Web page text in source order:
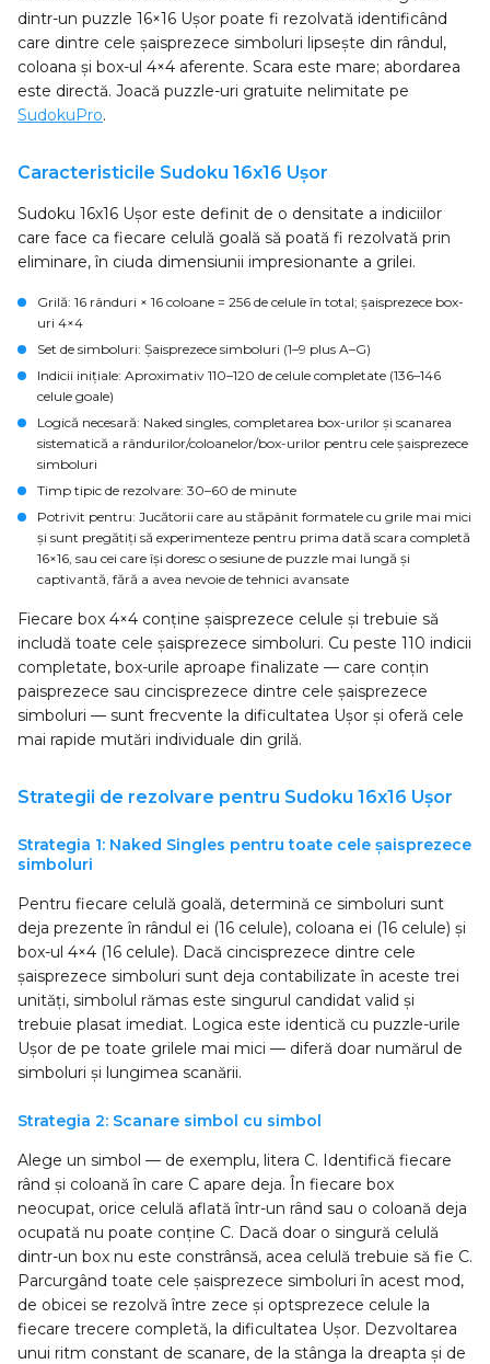
dintr-un puzzle 16×16 Ușor poate fi rezolvată identificând
care dintre cele șaisprezece simboluri lipsește din rândul,
coloana și box-ul 4×4 aferente. Scara este mare; abordarea
este directă. Joacă puzzle-uri gratuite nelimitate pe
SudokuPro.
Caracteristicile Sudoku 16x16 Ușor
Sudoku 16x16 Ușor este definit de o densitate a indiciilor
care face ca fiecare celulă goală să poată fi rezolvată prin
eliminare, în ciuda dimensiunii impresionante a grilei.
Grilă: 16 rânduri × 16 coloane = 256 de celule în total; șaisprezece box-
uri 4×4
Set de simboluri: Șaisprezece simboluri (1–9 plus A–G)
Indicii inițiale: Aproximativ 110–120 de celule completate (136–146
celule goale)
Logică necesară: Naked singles, completarea box-urilor și scanarea
sistematică a rândurilor/coloanelor/box-urilor pentru cele șaisprezece
simboluri
Timp tipic de rezolvare: 30–60 de minute
Potrivit pentru: Jucătorii care au stăpânit formatele cu grile mai mici
și sunt pregătiți să experimenteze pentru prima dată scara completă
16×16, sau cei care își doresc o sesiune de puzzle mai lungă și
captivantă, fără a avea nevoie de tehnici avansate
Fiecare box 4×4 conține șaisprezece celule și trebuie să
includă toate cele șaisprezece simboluri. Cu peste 110 indicii
completate, box-urile aproape finalizate — care conțin
paisprezece sau cincisprezece dintre cele șaisprezece
simboluri — sunt frecvente la dificultatea Ușor și oferă cele
mai rapide mutări individuale din grilă.
Strategii de rezolvare pentru Sudoku 16x16 Ușor
Strategia 1: Naked Singles pentru toate cele șaisprezece
simboluri
Pentru fiecare celulă goală, determină ce simboluri sunt
deja prezente în rândul ei (16 celule), coloana ei (16 celule) și
box-ul 4×4 (16 celule). Dacă cincisprezece dintre cele
șaisprezece simboluri sunt deja contabilizate în aceste trei
unități, simbolul rămas este singurul candidat valid și
trebuie plasat imediat. Logica este identică cu puzzle-urile
Ușor de pe toate grilele mai mici — diferă doar numărul de
simboluri și lungimea scanării.
Strategia 2: Scanare simbol cu simbol
Alege un simbol — de exemplu, litera C. Identifică fiecare
rând și coloană în care C apare deja. În fiecare box
neocupat, orice celulă aflată într-un rând sau o coloană deja
ocupată nu poate conține C. Dacă doar o singură celulă
dintr-un box nu este constrânsă, acea celulă trebuie să fie C.
Parcurgând toate cele șaisprezece simboluri în acest mod,
de obicei se rezolvă între zece și optsprezece celule la
fiecare trecere completă, la dificultatea Ușor. Dezvoltarea
unui ritm constant de scanare, de la stânga la dreapta și de